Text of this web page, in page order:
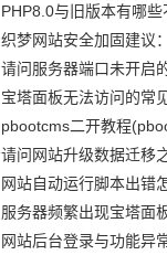
PHP8.0与旧版本有哪些
织梦网站安全加固建议
请问服务器端口未开启
宝塔面板无法访问的常
pbootcms二开教程
请问网站升级数据迁移
网站自动运行脚本出错
服务器频繁出现宝塔面
网站后台登录与功能异